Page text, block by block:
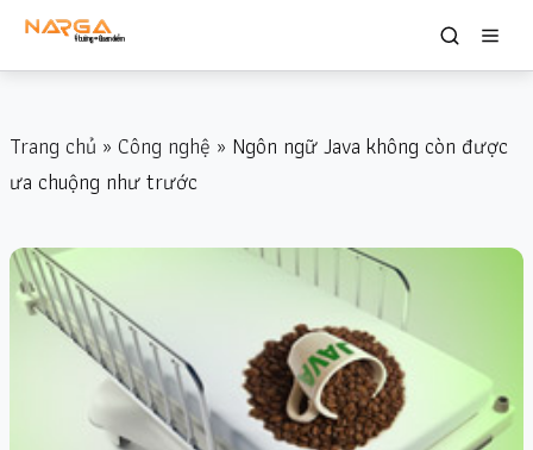
Trang chủ » Công nghệ » Ngôn ngữ Java không còn được
ưa chuộng như trước